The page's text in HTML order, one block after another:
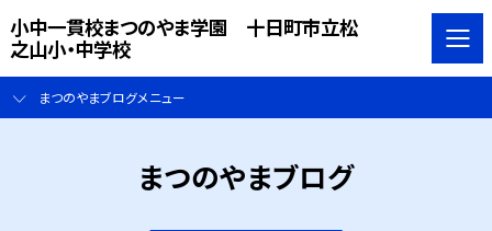
小中一貫校まつのやま学園 十日町市立松
之山小・中学校
まつのやまブログメニュー
まつのやまブログ